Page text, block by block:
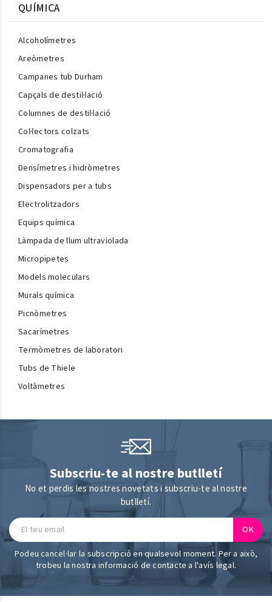
QUÍMICA
Alcoholímetres
Areòmetres
Campanes tub Durham
Capçals de destil·lació
Columnes de destil·lació
Col·lectors colzats
Cromatografia
Densímetres i hidròmetres
Dispensadors per a tubs
Electrolitzadors
Equips química
Làmpada de llum ultraviolada
Micropipetes
Models moleculars
Murals química
Picnòmetres
Sacarímetres
Termòmetres de laboratori
Tubs de Thiele
Voltàmetres
Subscriu-te al nostre butlletí
No et perdis les nostres novetats i subscriu-te al nostre
butlletí.
Podeu cancel·lar la subscripció en qualsevol moment. Per a això,
trobeu la nostra informació de contacte a l'avís legal.